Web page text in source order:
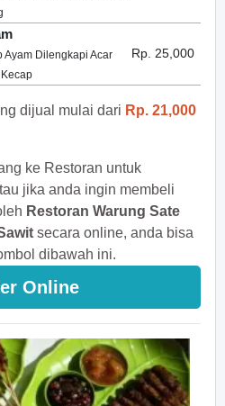
Ayam Dilengkapi Acar
Rp. 25,000
dijual mulai dari Rp. 21,000
ke Restoran untuk
jika anda ingin membeli
Restoran Warung Sate
secara online, anda bisa
dibawah ini.
Online